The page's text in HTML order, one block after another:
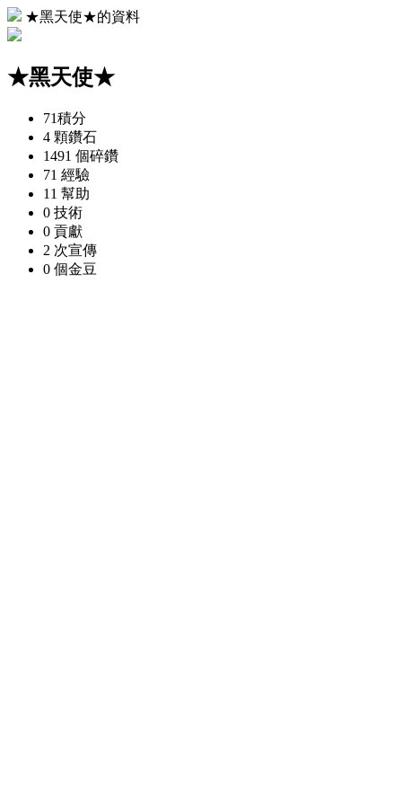
★黑天使★的資料
★黑天使★
71積分
4 顆鑽石
1491 個碎鑽
71 經驗
11 幫助
0 技術
0 貢獻
2 次宣傳
0 個金豆